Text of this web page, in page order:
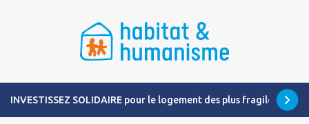
INVESTISSEZ SOLIDAIRE pour le logement des plus fragiles